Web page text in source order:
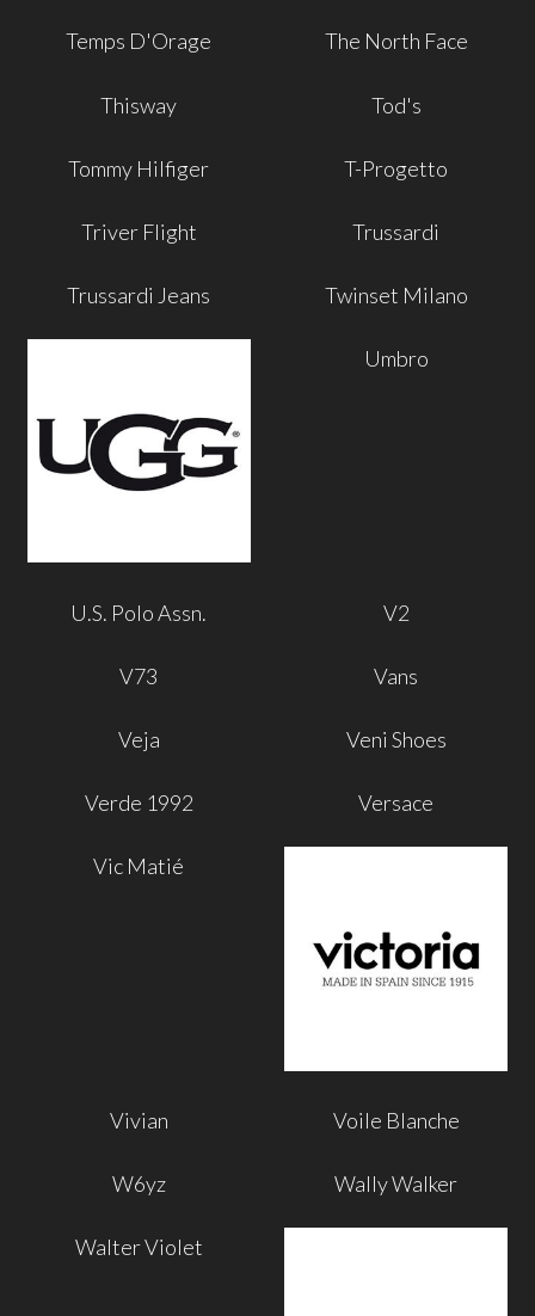
Temps D'Orage The North Face
Thisway Tod's
Tommy Hilfiger T-Progetto
Triver Flight Trussardi
Trussardi Jeans Twinset Milano
Umbro
U.S. Polo Assn. V2
V73 Vans
Veja Veni Shoes
Verde 1992 Versace
Vic Matié
Vivian Voile Blanche
W6yz Wally Walker
Walter Violet